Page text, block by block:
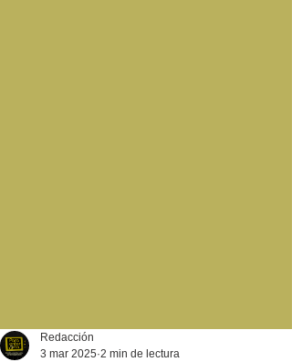
Redacción
3 mar 2025 2 min de lectura